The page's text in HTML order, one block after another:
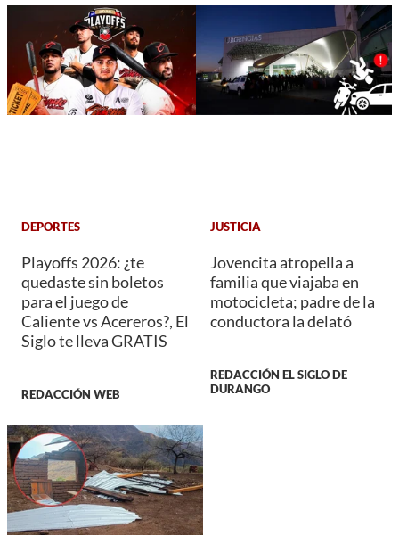
DEPORTES
Playoffs 2026: ¿te
quedaste sin boletos
para el juego de
Caliente vs Acereros?, El
Siglo te lleva GRATIS
REDACCIÓN WEB
JUSTICIA
Jovencita atropella a
familia que viajaba en
motocicleta; padre de la
conductora la delató
REDACCIÓN EL SIGLO DE
DURANGO